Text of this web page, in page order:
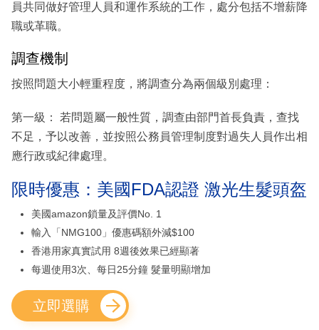
員共同做好管理人員和運作系統的工作，處分包括不增薪降
職或革職。
調查機制
按照問題大小輕重程度，將調查分為兩個級別處理：
第一級： 若問題屬一般性質，調查由部門首長負責，查找
不足，予以改善，並按照公務員管理制度對過失人員作出相
應行政或紀律處理。
限時優惠：美國FDA認證 激光生髮頭盔
美國amazon鎖量及評價No. 1
輸入「NMG100」優惠碼額外減$100
香港用家真實試用 8週後效果已經顯著
每週使用3次、每日25分鐘 髮量明顯增加
立即選購